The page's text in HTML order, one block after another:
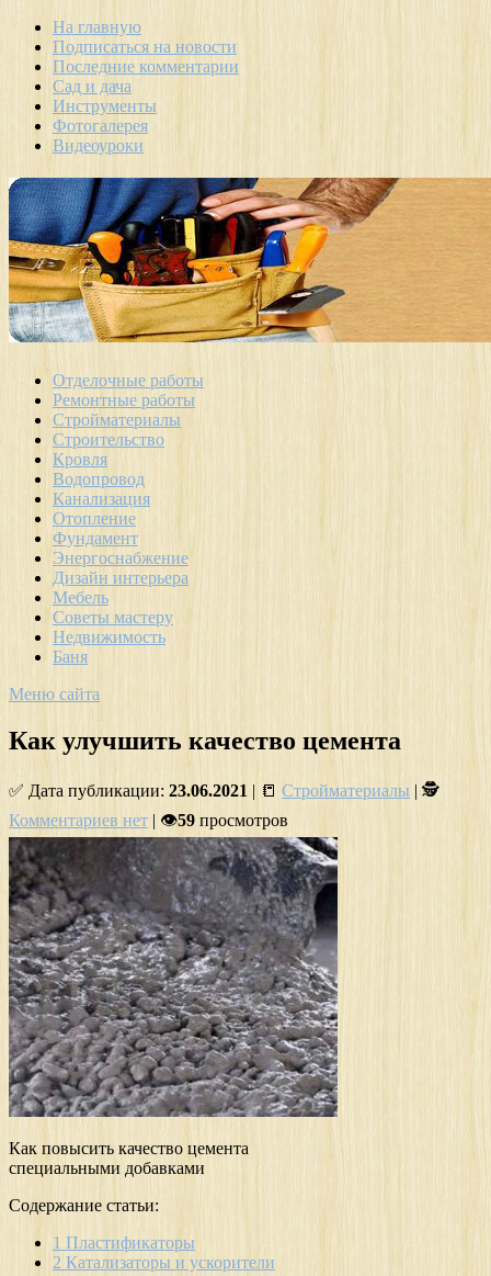
На главную
Подписаться на новости
Последние комментарии
Сад и дача
Инструменты
Фотогалерея
Видеоуроки
Отделочные работы
Ремонтные работы
Стройматериалы
Строительство
Кровля
Водопровод
Канализация
Отопление
Фундамент
Энергоснабжение
Дизайн интерьера
Мебель
Советы мастеру
Недвижимость
Баня
Меню сайта
Как улучшить качество цемента
✅ Дата публикации: 23.06.2021 | 📒 Стройматериалы | 🕵
Комментариев нет | 👁59 просмотров
Как повысить качество цемента
специальными добавками
Содержание статьи:
1 Пластификаторы
2 Катализаторы и ускорители